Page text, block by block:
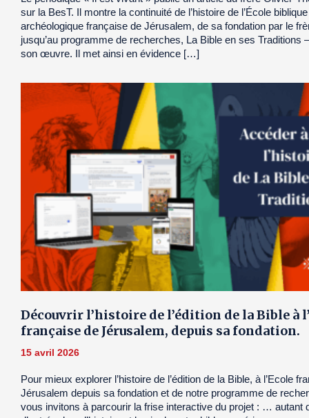
sur la BesT. Il montre la continuité de l’histoire de l’École
archéologique française de Jérusalem, de sa fondation par le
jusqu’au programme de recherches, La Bible en ses Traditions
son œuvre. Il met ainsi en évidence […]
Découvrir l’histoire de l’édition de la Bible à
française de Jérusalem, depuis sa fondation.
15 avril 2026
Pour mieux explorer l’histoire de l’édition de la Bible, à l’Ecole
Jérusalem depuis sa fondation et de notre programme de
vous invitons à parcourir la frise interactive du projet : … autant